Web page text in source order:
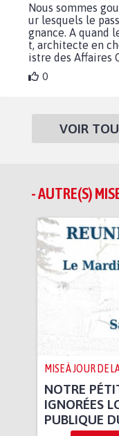
Nous sommes
ur lesquels le
gnance. A quand
t, architecte en
istre des Affaires
0
VOIR
- AUTRE(S)
MISE À JOUR DE
NOTRE
IGNORÉES
PUBLIQUE